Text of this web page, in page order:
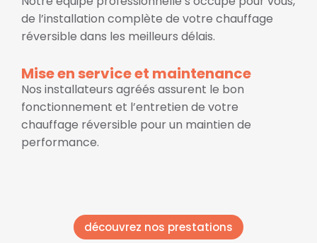
de l’installation complète de votre chauffage
réversible dans les meilleurs délais.
Mise en service et maintenance
Nos installateurs agréés assurent le bon
fonctionnement et l’entretien de votre
chauffage réversible pour un maintien de
performance.
découvrez nos prestations